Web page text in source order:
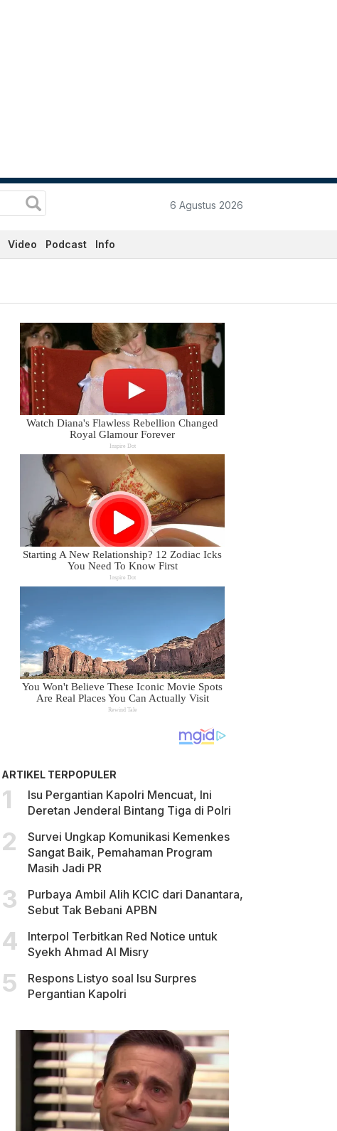
6 Agustus 2026
Video Podcast Info
ARTIKEL TERPOPULER
Isu Pergantian Kapolri Mencuat, Ini
Deretan Jenderal Bintang Tiga di Polri
Survei Ungkap Komunikasi Kemenkes
Sangat Baik, Pemahaman Program
Masih Jadi PR
Purbaya Ambil Alih KCIC dari Danantara,
Sebut Tak Bebani APBN
Interpol Terbitkan Red Notice untuk
Syekh Ahmad Al Misry
Respons Listyo soal Isu Surpres
Pergantian Kapolri